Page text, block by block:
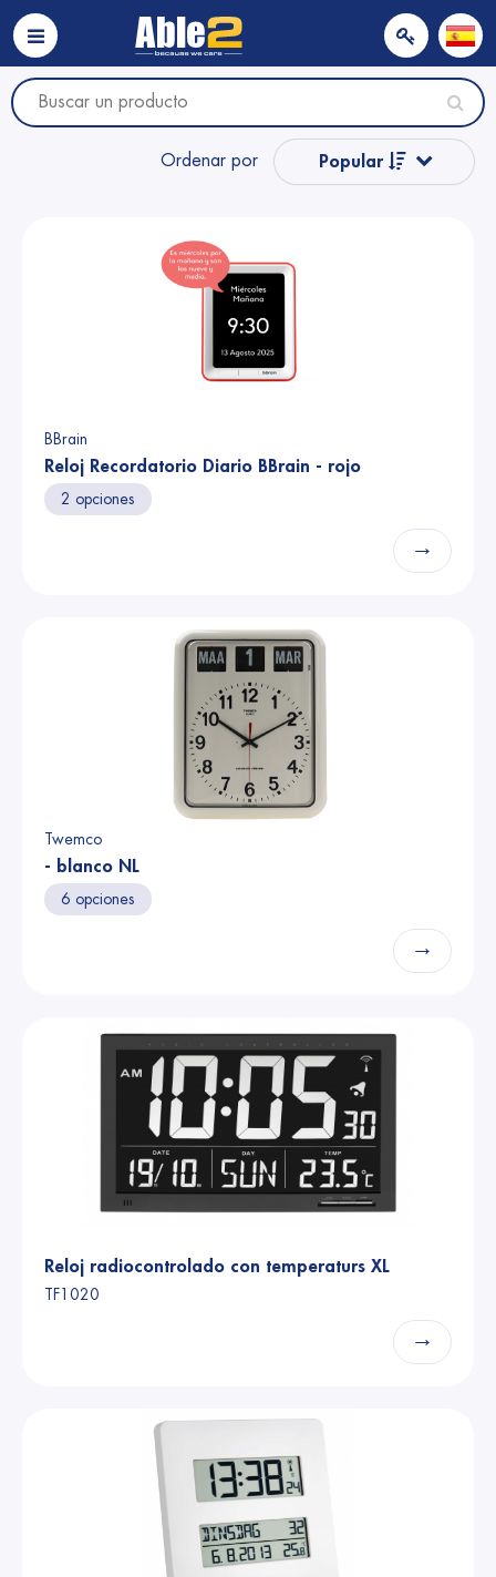
Ordenar por Popular
BBrain
Reloj Recordatorio Diario BBrain - rojo
2 opciones
→
Twemco
- blanco NL
6 opciones
→
Reloj radiocontrolado con temperaturs XL
TF1020
→